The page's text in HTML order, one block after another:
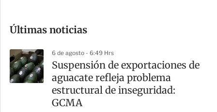
m
a
r
t
Últimas noticias
6 de agosto - 6:49 Hrs
Suspensión de exportaciones de
aguacate refleja problema
estructural de inseguridad:
GCMA